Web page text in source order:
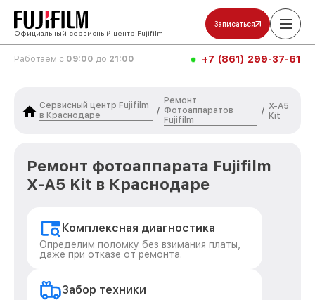
Официальный сервисный центр Fujifilm
Записаться
Работаем с 09:00 до 21:00 +7 (861) 299-37-61
Сервисный центр Fujifilm
в Краснодаре
/
Ремонт
Фотоаппаратов
Fujifilm
/ X-A5
Kit
Ремонт фотоаппарата Fujifilm
X-A5 Kit в Краснодаре
Комплексная диагностика
Определим поломку без взимания платы,
даже при отказе от ремонта.
Забор техники